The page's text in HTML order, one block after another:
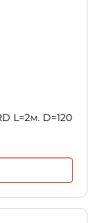
L=2м. D=120